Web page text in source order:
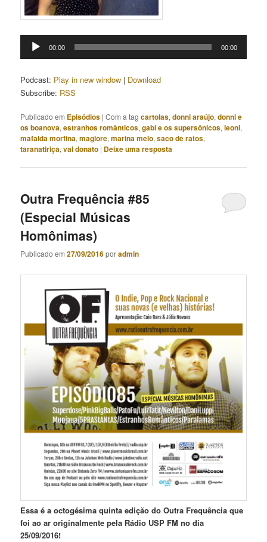
Tocador
00:00 00:00
Podcast: Play in new window | Download
Subscribe: RSS
Publicado em Episódios |Com a tagcartolas,donni araújo,donni e
os boanova,estranhos românticos,gabi e os supersônicos,leoni,
mafalda morfina,maglore,marina melo,saco de ratos,
taranatiriça,val donato | Deixe uma resposta
Outra Frequência #85
(Especial Músicas
Homônimas)
Publicado em27/09/2016poradmin
Essa é a octogésima quinta edição do Outra Frequência que
foi ao ar originalmente pela Rádio USP FM no dia
25/09/2016!